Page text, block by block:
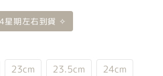
星期左右到貨 ✧
23cm 23.5cm
24cm